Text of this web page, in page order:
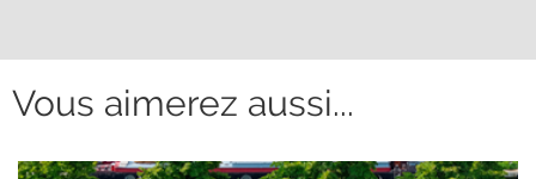
Vous aimerez aussi...